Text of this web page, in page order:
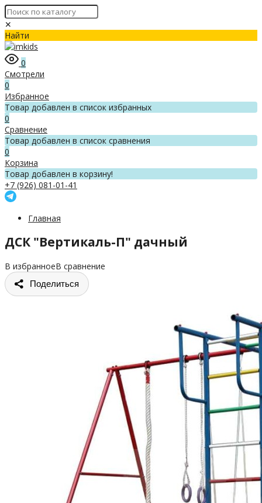
✕
Найти
0
Смотрели
0
Избранное
Товар добавлен в список избранных
0
Сравнение
Товар добавлен в список сравнения
0
Корзина
Товар добавлен в корзину!
+7 (926) 081-01-41
Главная
ДСК "Вертикаль-П" дачный
В избранноеВ сравнение
Поделиться